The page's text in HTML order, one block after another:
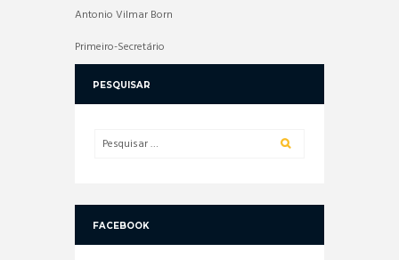
Antonio Vilmar Born
Primeiro-Secretário
PESQUISAR
FACEBOOK